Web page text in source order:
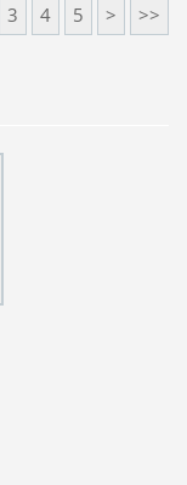
3 4 5 > >>